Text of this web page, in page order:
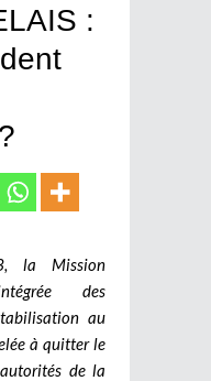
:
la Mission
des
au
à quitter le
de la